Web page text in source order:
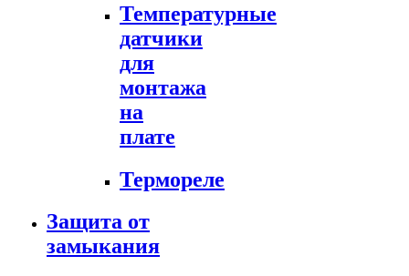
Температурные
датчики
для
монтажа
на
плате
Термореле
Защита от
замыкания